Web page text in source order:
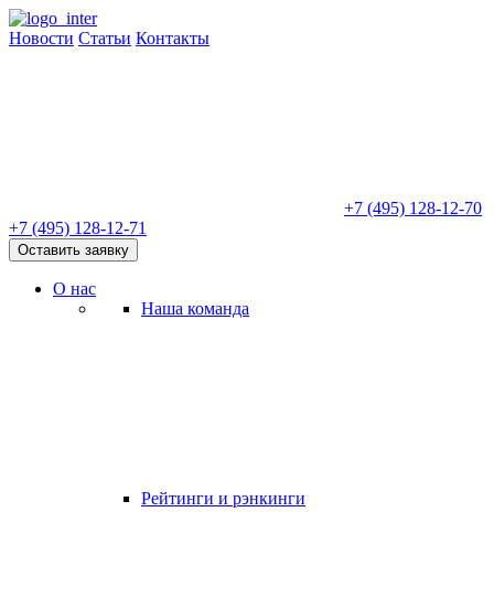
Новости Статьи Контакты
+7 (495) 128-12-70
+7 (495) 128-12-71
Оставить заявку
О нас
Наша команда
Рейтинги и рэнкинги